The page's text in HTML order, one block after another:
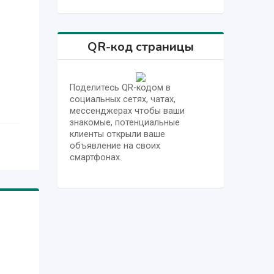
QR-код страницы
Поделитесь QR-кодом в
социальных сетях, чатах,
мессенджерах чтобы ваши
знакомые, потенциальные
клиенты открыли ваше
объявление на своих
смартфонах.